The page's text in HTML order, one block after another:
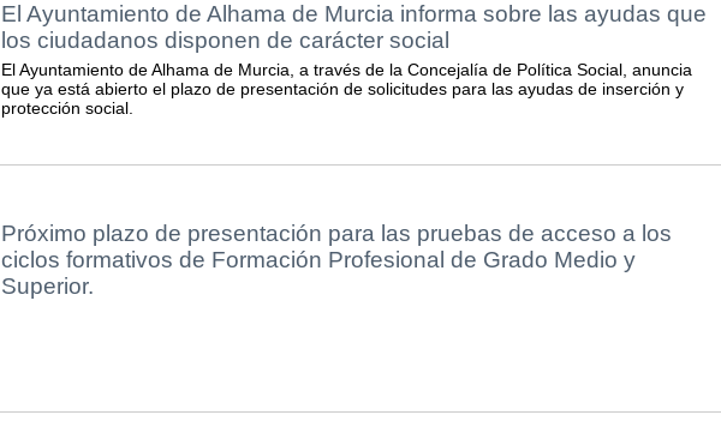
El Ayuntamiento de Alhama de Murcia informa sobre las ayudas que
los ciudadanos disponen de carácter social
El Ayuntamiento de Alhama de Murcia, a través de la Concejalía de Política Social, anuncia
que ya está abierto el plazo de presentación de solicitudes para las ayudas de inserción y
protección social.
Próximo plazo de presentación para las pruebas de acceso a los
ciclos formativos de Formación Profesional de Grado Medio y
Superior.